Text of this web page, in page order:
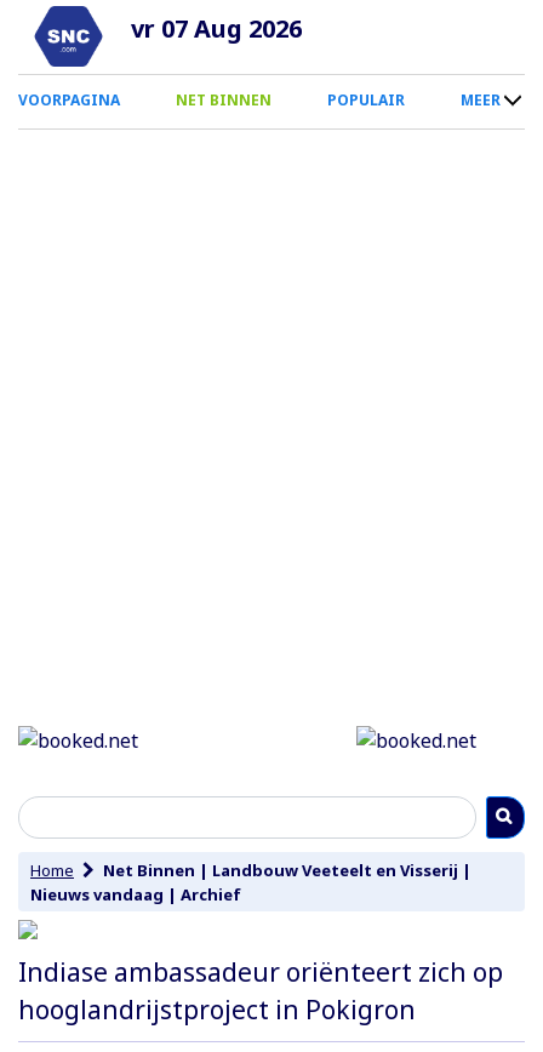
Overslaan
naar
inhoud
vr 07 Aug 2026
0
Smartphone
VOORPAGINA NET BINNEN POPULAIR MEER
Home Net Binnen | Landbouw Veeteelt en Visserij |
Nieuws vandaag | Archief
Indiase ambassadeur oriënteert zich op
hooglandrijstproject in Pokigron